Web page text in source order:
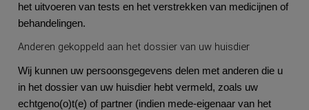
het uitvoeren van tests en het verstrekken van medicijnen of
behandelingen.
Anderen gekoppeld aan het dossier van uw huisdier
Wij kunnen uw persoonsgegevens delen met anderen die u
in het dossier van uw huisdier hebt vermeld, zoals uw
echtgeno(o)t(e) of partner (indien mede-eigenaar van het